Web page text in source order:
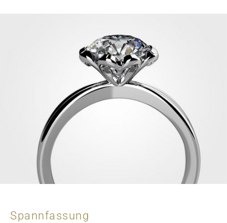
Spannfassung